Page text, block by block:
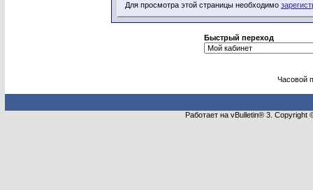
Для просмотра этой страницы необходимо
Быстрый переход
Часовой
Работает на vBulletin® 3.